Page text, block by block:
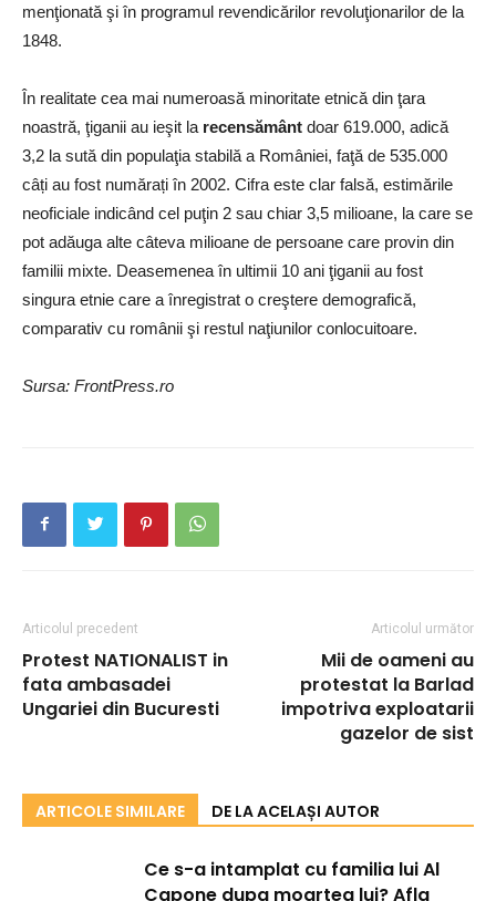
menţionată şi în programul revendicărilor revoluţionarilor de la
1848.
În realitate cea mai numeroasă minoritate etnică din ţara
noastră, ţiganii au ieşit la recensământ doar 619.000, adică
3,2 la sută din populaţia stabilă a României, faţă de 535.000
câți au fost numărați în 2002. Cifra este clar falsă, estimările
neoficiale indicând cel puţin 2 sau chiar 3,5 milioane, la care se
pot adăuga alte câteva milioane de persoane care provin din
familii mixte. Deasemenea în ultimii 10 ani ţiganii au fost
singura etnie care a înregistrat o creştere demografică,
comparativ cu românii şi restul naţiunilor conlocuitoare.
Sursa: FrontPress.ro
Articolul precedent
Protest NATIONALIST in
fata ambasadei
Ungariei din Bucuresti
Articolul următor
Mii de oameni au
protestat la Barlad
impotriva exploatarii
gazelor de sist
ARTICOLE SIMILARE DE LA ACELAȘI AUTOR
Ce s-a intamplat cu familia lui Al
Capone dupa moartea lui? Afla